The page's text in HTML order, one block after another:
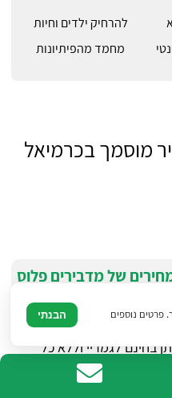
להרחיק ילדים וחיות
מחמד מהפיתיונות
מוסמך בכרמיאל
של מדבירים פלוס
בחינם לגמריי וללא כל
פרטים נוספים
הבנתי